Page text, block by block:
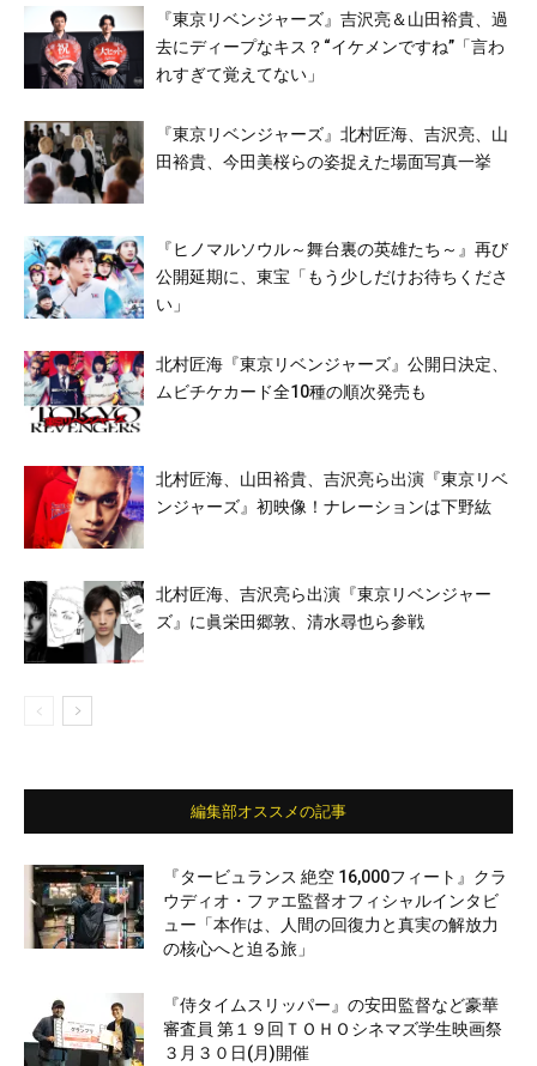
『東京リベンジャーズ』吉沢亮＆山田裕貴、過
去にディープなキス？“イケメンですね”「言わ
れすぎて覚えてない」
『東京リベンジャーズ』北村匠海、吉沢亮、山
田裕貴、今田美桜らの姿捉えた場面写真一挙
『ヒノマルソウル～舞台裏の英雄たち～』再び
公開延期に、東宝「もう少しだけお待ちくださ
い」
北村匠海『東京リベンジャーズ』公開日決定、
ムビチケカード全10種の順次発売も
北村匠海、山田裕貴、吉沢亮ら出演『東京リベ
ンジャーズ』初映像！ナレーションは下野紘
北村匠海、吉沢亮ら出演『東京リベンジャー
ズ』に眞栄田郷敦、清水尋也ら参戦
編集部オススメの記事
『タービュランス 絶空 16,000フィート』クラ
ウディオ・ファエ監督オフィシャルインタビ
ュー「本作は、人間の回復力と真実の解放力
の核心へと迫る旅」
『侍タイムスリッパー』の安田監督など豪華
審査員 第１９回ＴＯＨＯシネマズ学生映画祭
３月３０日(月)開催